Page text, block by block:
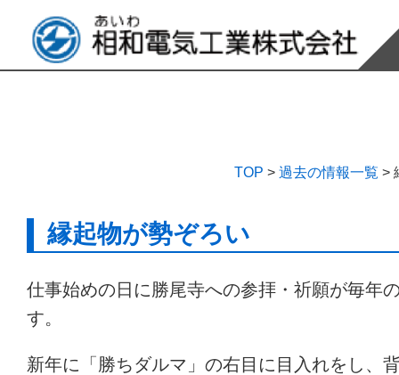
TOP > 過去の情報一覧 >
縁起物が勢ぞろい
仕事始めの日に勝尾寺への参拝・祈願が毎年
す。
新年に「勝ちダルマ」の右目に目入れをし、